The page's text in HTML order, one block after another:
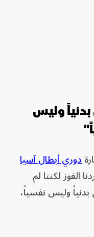
بدنياً وليس
دوري أبطال آسيا
الفوز لكننا لم
وليس نفسياً،